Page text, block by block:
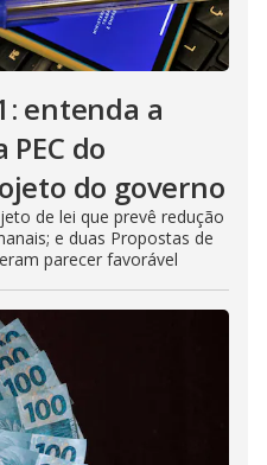
entenda a
do
do governo
de lei que prevê redução
e duas Propostas de
parecer favorável